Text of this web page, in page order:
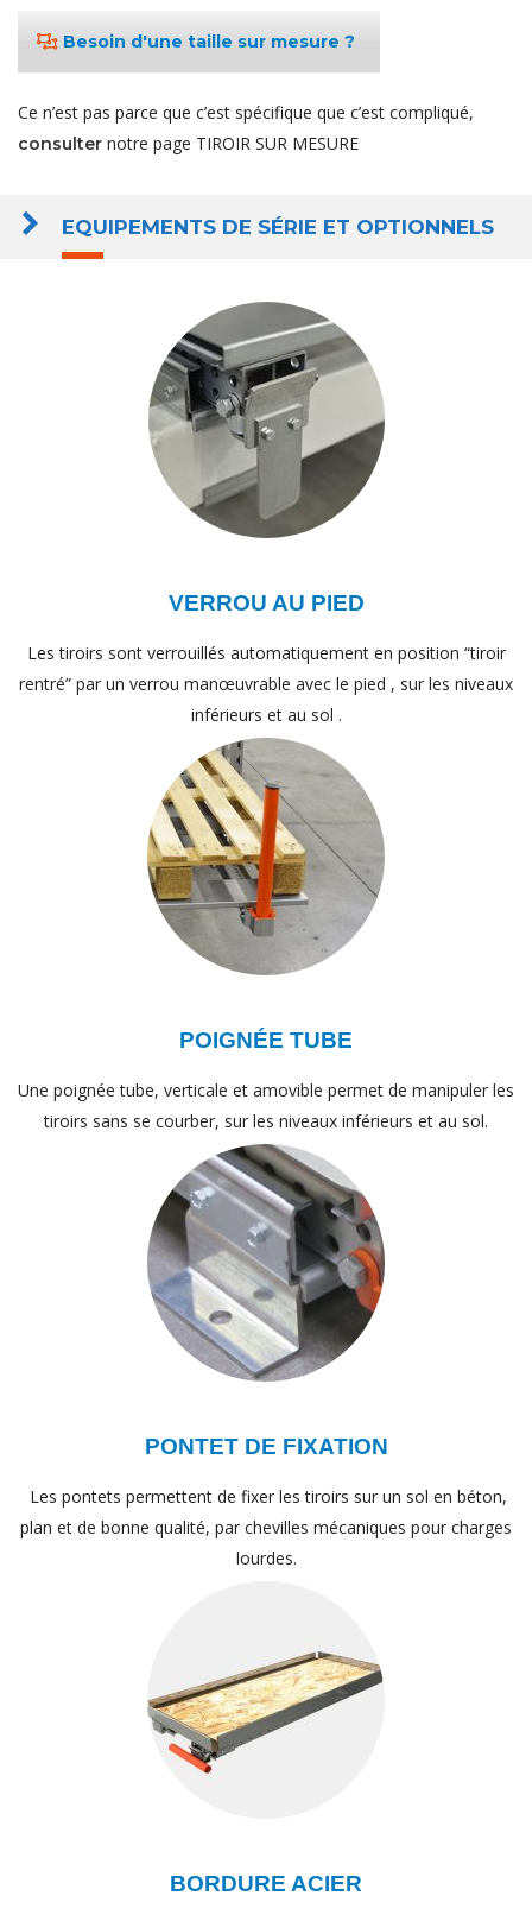
Besoin d'une taille sur mesure ?
Ce n’est pas parce que c’est spécifique que c’est compliqué,
consulter notre page TIROIR SUR MESURE
EQUIPEMENTS DE SÉRIE ET OPTIONNELS
VERROU AU PIED
Les tiroirs sont verrouillés automatiquement en position “tiroir
rentré” par un verrou manœuvrable avec le pied , sur les niveaux
inférieurs et au sol .
POIGNÉE TUBE
Une poignée tube, verticale et amovible permet de manipuler les
tiroirs sans se courber, sur les niveaux inférieurs et au sol.
PONTET DE FIXATION
Les pontets permettent de fixer les tiroirs sur un sol en béton,
plan et de bonne qualité, par chevilles mécaniques pour charges
lourdes.
BORDURE ACIER